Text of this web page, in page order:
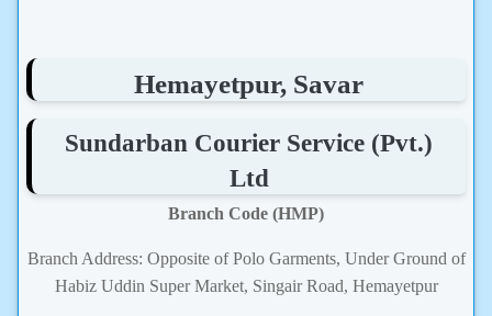
Hemayetpur, Savar
Sundarban Courier Service (Pvt.)
Ltd
Branch Code (HMP)
Branch Address: Opposite of Polo Garments, Under Ground of
Habiz Uddin Super Market, Singair Road, Hemayetpur